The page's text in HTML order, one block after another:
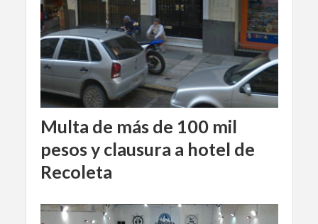
Multa de más de 100 mil
pesos y clausura a hotel de
Recoleta